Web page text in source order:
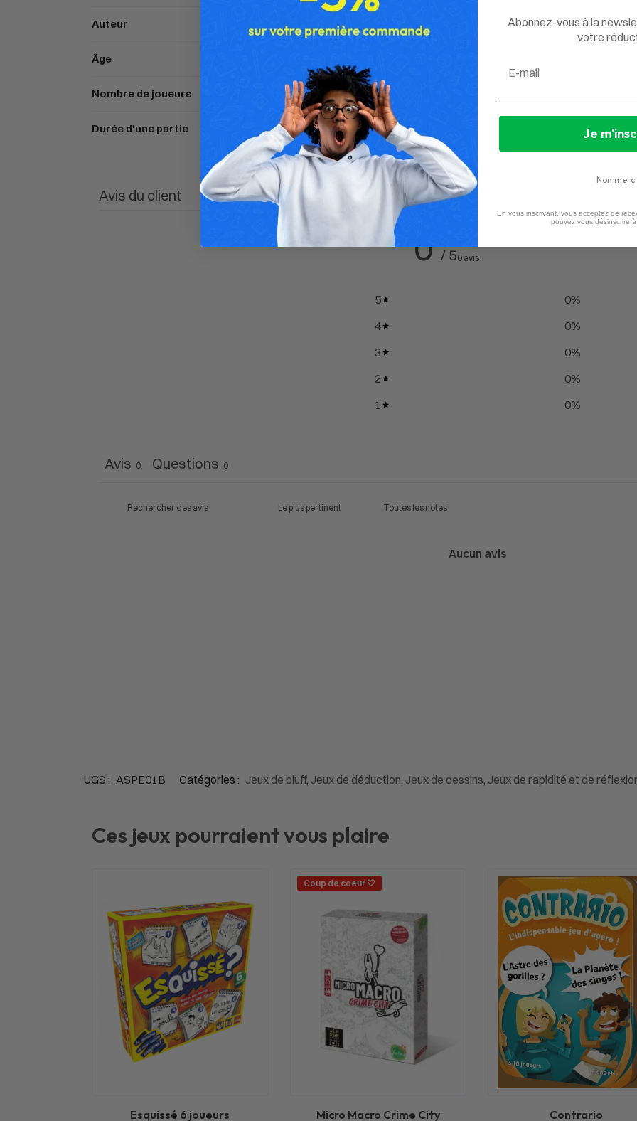
Auteur
Âge
Nombre de joueurs
Durée d'une partie
Avis du client
0 / 50 avis
5 0%
4
0%
3
0%
2
0%
1
0%
Avis 0 Questions 0
Aucun avis
UGS : ASPE01B Catégories : Jeux de bluff, Jeux de déduction, Jeux de dessins, Jeux de rapidité et de
Ces jeux pourraient vous plaire
Esquissé 6 joueurs
Coup de coeur 🤍
Micro Macro Crime City Contrario
Abonnez-vous à la
votre
Je
Non merci
En vous inscrivant, vous acceptez de
pouvez vous désinscrire